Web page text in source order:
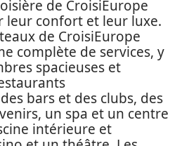
de CroisiEurope
leur confort et leur luxe.
de CroisiEurope
complète de services, y
spacieuses et
bars et des clubs, des
un spa et un centre
intérieure et